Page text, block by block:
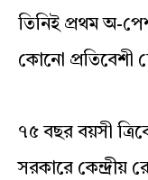
তিনিই প্রথম অ-
কোনো প্রতিবেশী
৭৫ বছর বয়সী
সরকারে কেন্দ্রীয়